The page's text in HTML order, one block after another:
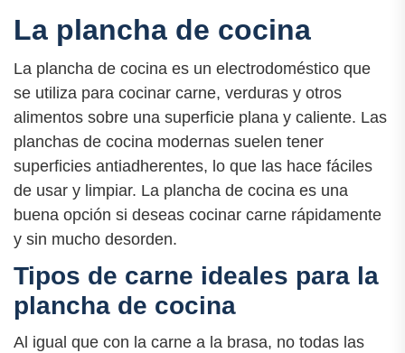
La plancha de cocina
La plancha de cocina es un electrodoméstico que
se utiliza para cocinar carne, verduras y otros
alimentos sobre una superficie plana y caliente. Las
planchas de cocina modernas suelen tener
superficies antiadherentes, lo que las hace fáciles
de usar y limpiar. La plancha de cocina es una
buena opción si deseas cocinar carne rápidamente
y sin mucho desorden.
Tipos de carne ideales para la
plancha de cocina
Al igual que con la carne a la brasa, no todas las